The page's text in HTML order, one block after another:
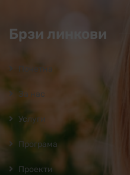
Брзи линкови
Почетна
За нас
Услуги
Програмa
Проекти